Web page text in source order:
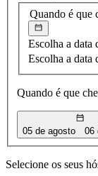
Quando é que
Escolha a data
Escolha a data
Quando é que
05 de agosto 06
Selecione os seus